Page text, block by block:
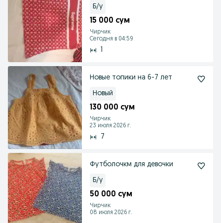
Б/у
15 000 сум
Чирчик
Сегодня в 04:59
1
Новые топики на 6-7 лет
Новый
130 000 сум
Чирчик
23 июля 2026 г.
7
Футболочкм для девочки
Б/у
50 000 сум
Чирчик
08 июля 2026 г.